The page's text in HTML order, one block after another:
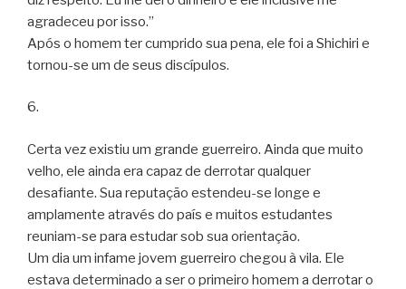
agradeceu por isso.”
Após o homem ter cumprido sua pena, ele foi a Shichiri e
tornou-se um de seus discípulos.
6.
Certa vez existiu um grande guerreiro. Ainda que muito
velho, ele ainda era capaz de derrotar qualquer
desafiante. Sua reputação estendeu-se longe e
amplamente através do país e muitos estudantes
reuniam-se para estudar sob sua orientação.
Um dia um infame jovem guerreiro chegou à vila. Ele
estava determinado a ser o primeiro homem a derrotar o